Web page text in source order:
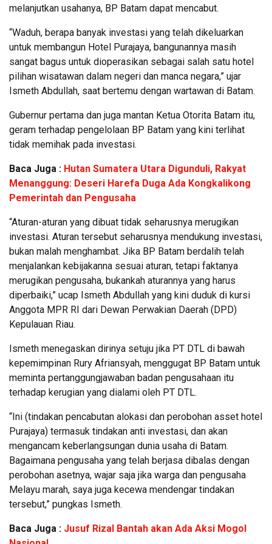
melanjutkan usahanya, BP Batam dapat mencabut.
“Waduh, berapa banyak investasi yang telah dikeluarkan
untuk membangun Hotel Purajaya, bangunannya masih
sangat bagus untuk dioperasikan sebagai salah satu hotel
pilihan wisatawan dalam negeri dan manca negara,” ujar
Ismeth Abdullah, saat bertemu dengan wartawan di Batam.
Gubernur pertama dan juga mantan Ketua Otorita Batam itu,
geram terhadap pengelolaan BP Batam yang kini terlihat
tidak memihak pada investasi.
Baca Juga : Hutan Sumatera Utara Digunduli, Rakyat
Menanggung: Deseri Harefa Duga Ada Kongkalikong
Pemerintah dan Pengusaha
“Aturan-aturan yang dibuat tidak seharusnya merugikan
investasi. Aturan tersebut seharusnya mendukung investasi,
bukan malah menghambat. Jika BP Batam berdalih telah
menjalankan kebijakanna sesuai aturan, tetapi faktanya
merugikan pengusaha, bukankah aturannya yang harus
diperbaiki,” ucap Ismeth Abdullah yang kini duduk di kursi
Anggota MPR RI dari Dewan Perwakian Daerah (DPD)
Kepulauan Riau.
Ismeth menegaskan dirinya setuju jika PT DTL di bawah
kepemimpinan Rury Afriansyah, menggugat BP Batam untuk
meminta pertanggungjawaban badan pengusahaan itu
terhadap kerugian yang dialami oleh PT DTL.
“Ini (tindakan pencabutan alokasi dan perobohan asset hotel
Purajaya) termasuk tindakan anti investasi, dan akan
mengancam keberlangsungan dunia usaha di Batam.
Bagaimana pengusaha yang telah berjasa dibalas dengan
perobohan asetnya, wajar saja jika warga dan pengusaha
Melayu marah, saya juga kecewa mendengar tindakan
tersebut,” pungkas Ismeth.
Baca Juga : Jusuf Rizal Bantah akan Ada Aksi Mogol